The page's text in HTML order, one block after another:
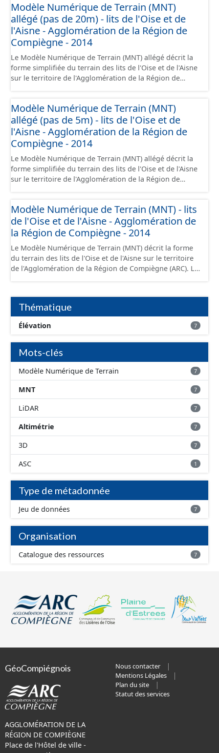
d'eau. Il est issu du ré-échantillonnage du MNT LiDAR
haute résolution à 50cm par la méthode des plus
proches voisins. L'altimétrie a été obtenue par un lever
LIDAR le 06/03/2014 avec une précision de 10 cm (RMS
Z=10cm).
Modèle Numérique de Terrain (MNT)
allégé (pas de 20m) - lits de l'Oise et de
l'Aisne - Agglomération de la Région de
Compiègne - 2014
Le Modèle Numérique de Terrain (MNT) allégé décrit la
forme simplifiée du terrain des lits de l'Oise et de l'Aisne
sur le territoire de l'Agglomération de la Région de
MNT LiDAR haute résolution à 50cm par la méthode des
plus proches voisins. L'altimétrie a été obtenue par un
lever LIDAR le 06/03/2014 avec une précision de 10 cm
(RMS Z=10cm).
Modèle Numérique de Terrain (MNT)
allégé (pas de 5m) - lits de l'Oise et de
l'Aisne - Agglomération de la Région de
Compiègne - 2014
Le Modèle Numérique de Terrain (MNT) allégé décrit la
forme simplifiée du terrain des lits de l'Oise et de l'Aisne
sur le territoire de l'Agglomération de la Région de
MNT LiDAR haute résolution à 50cm par la méthode des
plus proches voisins. L'altimétrie a été obtenue par un
lever LIDAR le 06/03/2014 avec une précision de 10 cm
(RMS Z=10cm).
Modèle Numérique de Terrain (MNT) - lits
de l'Oise et de l'Aisne - Agglomération de
la Région de Compiègne - 2014
Le Modèle Numérique de Terrain (MNT) décrit la forme
du terrain des lits de l'Oise et de l'Aisne sur le territoire
de l'Agglomération de la Région de Compiègne (ARC). Le
de points « sol » (rivière, maison…) la grille est calculée à
partir des points sol les plus proches. L'altimétrie a été
obtenue par un lever LIDAR le 06/03/2014 avec une
précision de 10 cm (RMS Z=10cm).
Thématique
Élévation 7
Mots-clés
Modèle Numérique de Terrain 7
MNT 7
LiDAR 7
Altimétrie 7
3D 7
ASC 1
Type de métadonnée
Jeu de données 7
Organisation
Catalogue des ressources 7
GéoCompiégnois
AGGLOMÉRATION DE LA
RÉGION DE COMPIÈGNE
Place de l'Hôtel de ville -
Nous contacter
Mentions Légales
Plan du site
Statut des services